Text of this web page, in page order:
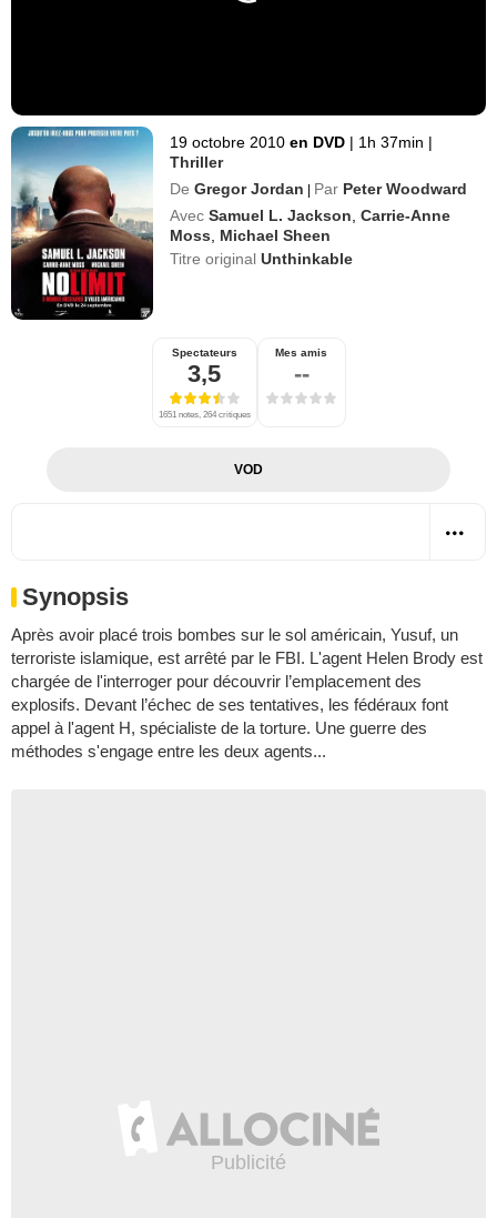
19 octobre 2010 en DVD | 1h 37min |
Thriller
De Gregor Jordan | Par Peter Woodward
Avec Samuel L. Jackson ,Carrie-Anne
Moss
Michael Sheen
Titre originalUnthinkable
Spectateurs
3,5
1651 notes, 264 critiques
Mes amis
--
VOD
Synopsis
Après avoir placé trois bombes sur le sol américain, Yusuf, un
terroriste islamique, est arrêté par le FBI. L'agent Helen Brody est
chargée de l'interroger pour découvrir l’emplacement des
explosifs. Devant l’échec de ses tentatives, les fédéraux font
appel à l'agent H, spécialiste de la torture. Une guerre des
méthodes s'engage entre les deux agents...